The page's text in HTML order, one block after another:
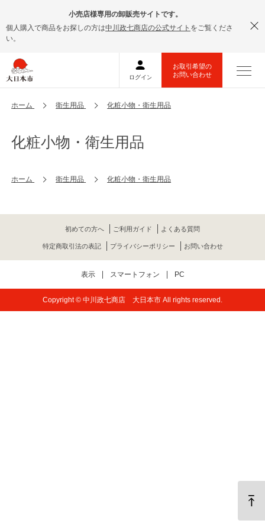
小売店様専用の卸販売サイトです。
個人購入で商品をお探しの方は中川政七商店の公式サイト をご覧くださ
い。
ホーム 衛生用品 化粧小物・衛生用品
化粧小物・衛生用品
ホーム 衛生用品 化粧小物・衛生用品
初めての方へ ご利用ガイド よくある質問
特定商取引法の表記 プライバシーポリシー お問い合わせ
表示 スマートフォン PC
Copyright © 中川政七商店 大日本市 All rights reserved.